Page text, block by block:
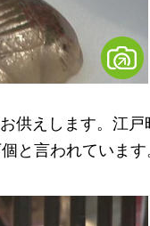
供えします。江戸
と言われています